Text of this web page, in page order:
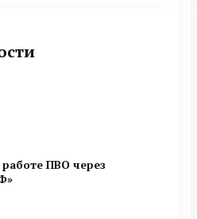
ПВО через